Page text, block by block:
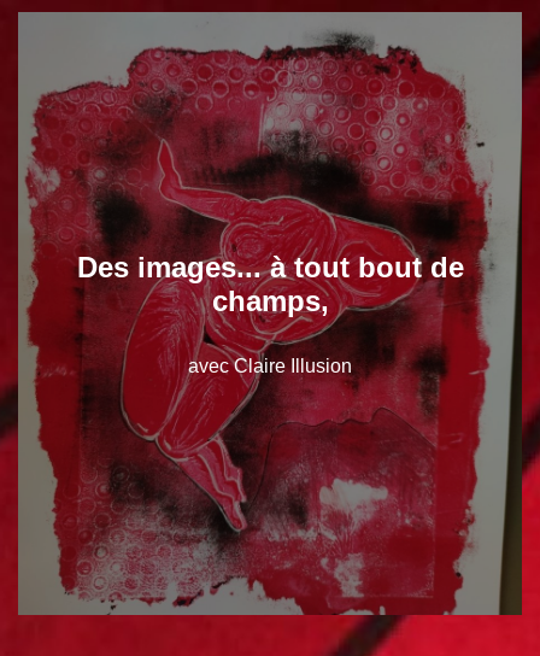
Des images... à tout bout de
champs,
avec Claire Illusion